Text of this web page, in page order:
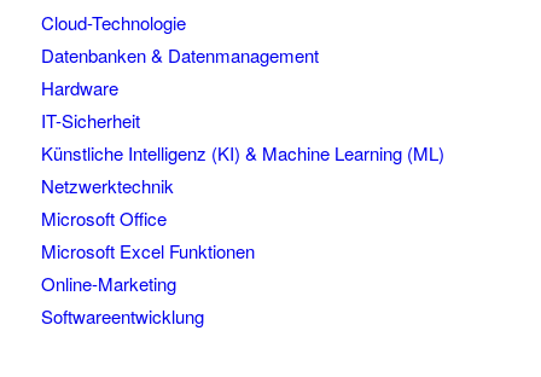
Cloud-Technologie
Datenbanken & Datenmanagement
Hardware
IT-Sicherheit
Künstliche Intelligenz (KI) & Machine Learning (ML)
Netzwerktechnik
Microsoft Office
Microsoft Excel Funktionen
Online-Marketing
Softwareentwicklung